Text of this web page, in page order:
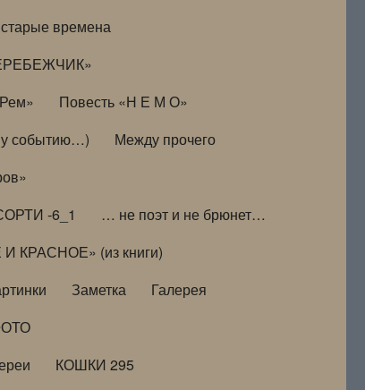
времена
Повесть «Н Е М О»
событию…)
Между прочего
-6_1
… не поэт и не брюнет…
КРАСНОЕ» (из книги)
Заметка
Галерея
КОШКИ 295